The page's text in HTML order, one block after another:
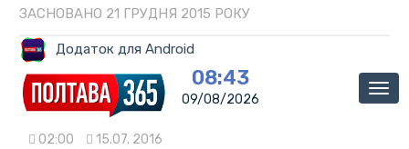
ЗАСНОВАНО 21 ГРУДНЯ 2015 РОКУ
Додаток для Android
08:43
09/08/2026
02:00 15.07. 2016